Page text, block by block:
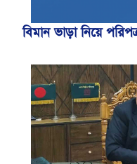
বিমান ভাড়া নিয়ে